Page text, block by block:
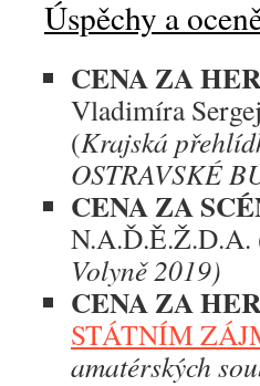
Úspěchy a
CENA ZA
Vladimíra
(Krajská
OSTRAVSKÉ
CENA ZA
N.A.Ď.Ě.Ž.D.A.
Volyně 2019)
CENA ZA
STÁTNÍM
amatérských